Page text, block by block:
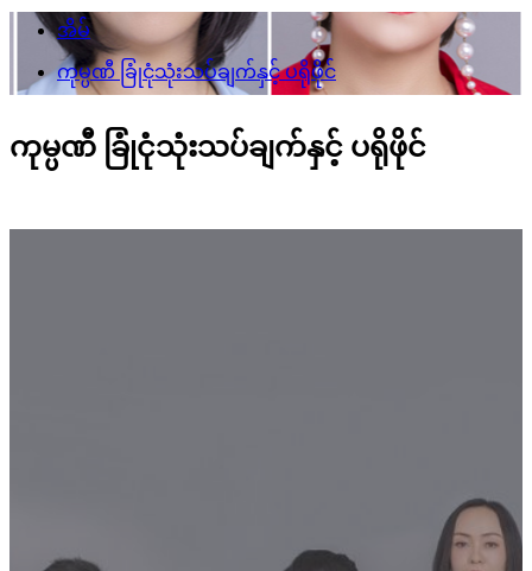
အိမ်
ကုမ္ပဏီ ခြုံငုံသုံးသပ်ချက်နှင့် ပရိုဖိုင်
ကုမ္ပဏီ ခြုံငုံသုံးသပ်ချက်နှင့် ပရိုဖိုင်